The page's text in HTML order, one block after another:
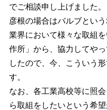
でご相談申し上げました。
彦根の場合はバルブとい
業界において様々な取組
作所」から、協力してや
したので、今、こういう
す。
なお、各工業高校等に照
ら取組をしたいという希